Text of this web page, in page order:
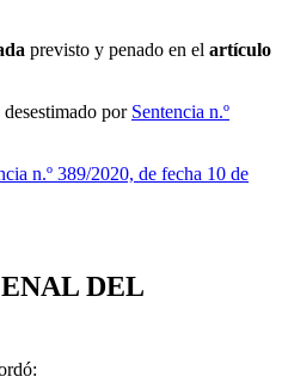
previsto y penado en el artículo
por Sentencia n.º
n.º 389/2020, de fecha 10 de
DEL